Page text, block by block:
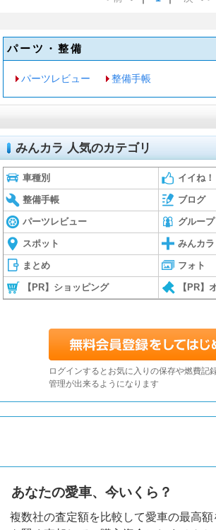
パーツ・整備
パーツレビュー 整備手帳
みんカラ 人気のカテゴリ
車種別 イイね！
整備手帳 ブログ
パーツレビュー グループ
スポット みんカラ
まとめ フォト
【PR】ショッピング 【PR】
ログインするとお気に入りの保存や燃費記
管理が出来るようになります
あなたの愛車、今いくら？
複数社の査定額を比較して愛車の最高